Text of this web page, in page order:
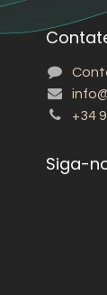
+34
Siga-